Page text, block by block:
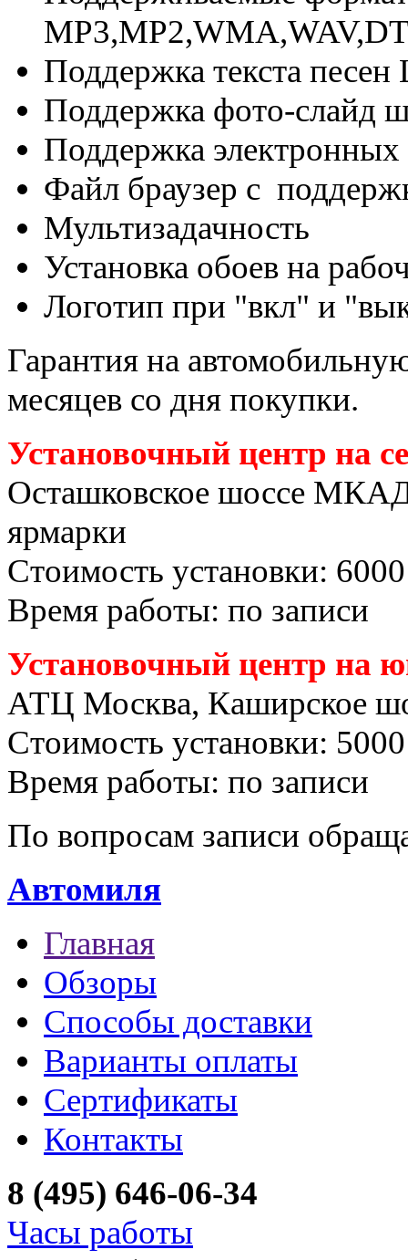
Поддержка текста песен
Поддержка фото-слайд
Поддержка
Файл браузер с
Мультизадачность
Установка обоев на
Логотип при "вкл" и
Гарантия на
месяцев со дня покупки.
Установочный центр на
Осташковское шоссе
ярмарки
Стоимость установки:
Время работы: по записи
Установочный центр на
АТЦ Москва, Каширское
Стоимость установки:
Время работы: по записи
По вопросам записи
Автомиля
Главная
Обзоры
Способы доставки
Варианты оплаты
Сертификаты
Контакты
8 (495) 646-06-34
Часы работы